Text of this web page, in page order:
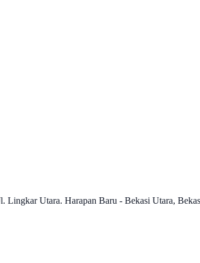
Utara. Harapan Baru - Bekasi Utara,